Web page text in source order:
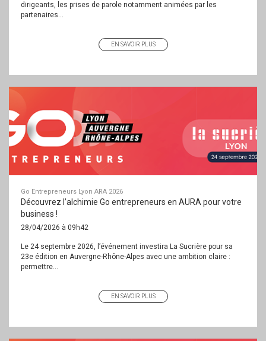
dirigeants, les prises de parole notamment animées par les
partenaires...
EN SAVOIR PLUS
Go Entrepreneurs Lyon ARA 2026
Découvrez l’alchimie Go entrepreneurs en AURA pour votre
business !
28/04/2026 à 09h42
Le 24 septembre 2026, l’événement investira La Sucrière pour sa
23e édition en Auvergne-Rhône-Alpes avec une ambition claire :
permettre...
EN SAVOIR PLUS